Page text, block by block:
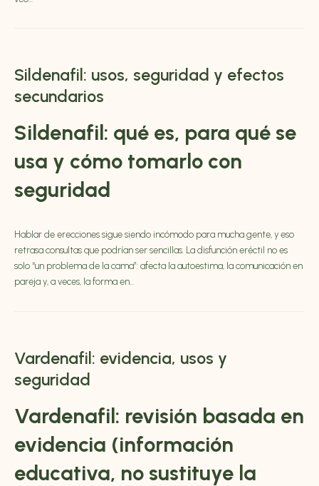
Sildenafil: usos, seguridad y efectos
secundarios
Sildenafil: qué es, para qué se
usa y cómo tomarlo con
seguridad
Hablar de erecciones sigue siendo incómodo para mucha gente, y eso
retrasa consultas que podrían ser sencillas. La disfunción eréctil no es
solo “un problema de la cama”: afecta la autoestima, la comunicación en
pareja y, a veces, la forma en...
Vardenafil: evidencia, usos y
seguridad
Vardenafil: revisión basada en
evidencia (información
educativa, no sustituye la